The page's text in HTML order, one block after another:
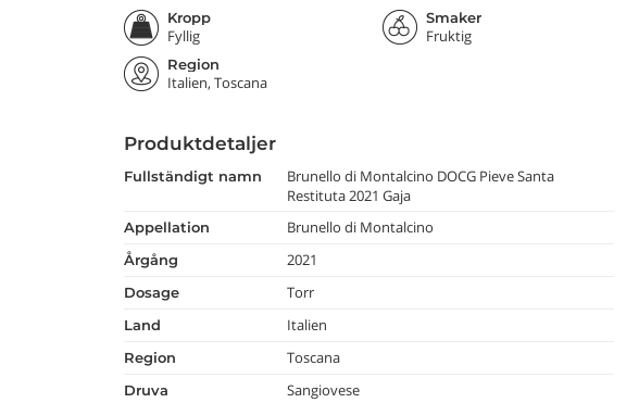
Kropp
Fyllig
Smaker
Fruktig
Region
Italien, Toscana
Produktdetaljer
fullständigt namn
Brunello di Montalcino DOCG Pieve Santa
Restituta 2021 Gaja
appellation Brunello di Montalcino
årgång 2021
dosage Torr
land Italien
region Toscana
druva Sangiovese